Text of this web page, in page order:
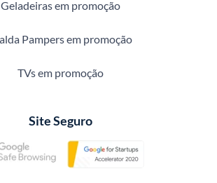
Geladeiras em promoção
Pampers em promoção
TVs em promoção
Site Seguro